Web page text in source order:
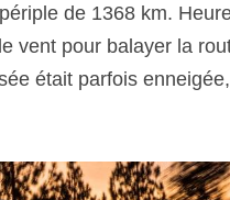
de 1368 km.
vent pour balayer la
était parfois